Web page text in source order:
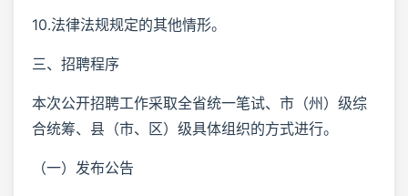
10.法律法规规定的其他情形。
三、招聘程序
本次公开招聘工作采取全省统一笔试、市（州）级综
合统筹、县（市、区）级具体组织的方式进行。
（一）发布公告